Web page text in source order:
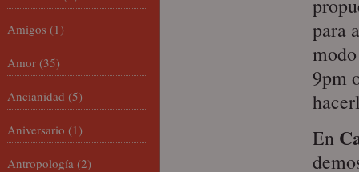
para
9pm
En
Amigos (1)
Amor (35)
Ancianidad (5)
Aniversario (1)
Antropología (2)